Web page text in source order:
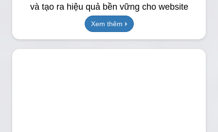
và tạo ra hiệu quả bền vững cho website
Xem thêm